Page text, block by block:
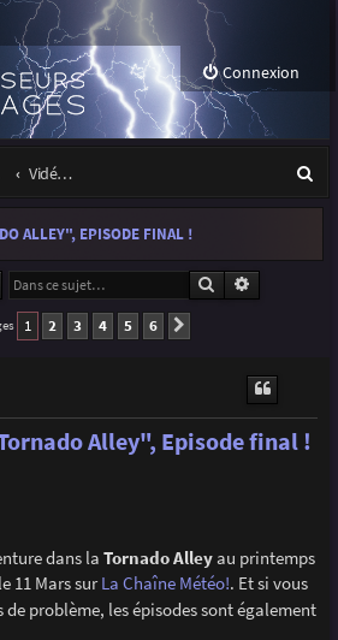
Connexion
Vidéos d'orages
e
h
ALLEY", EPISODE FINAL !
Rechercher
1 2 3 4 5 6
Alley", Episode final !
dans la Tornado Alleyau printemps
11 Mars surLa Chaîne Météo!. Et si vous
problème, les épisodes sont également